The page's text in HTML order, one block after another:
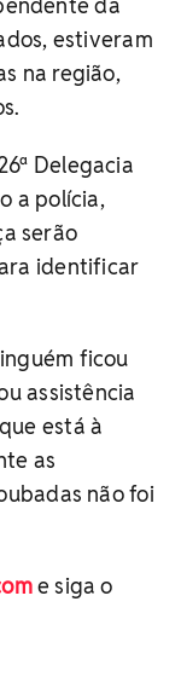
estiveram
na região,
Delegacia
a polícia,
serão
identificar
ficou
assistência
está à
as
não foi
e siga o